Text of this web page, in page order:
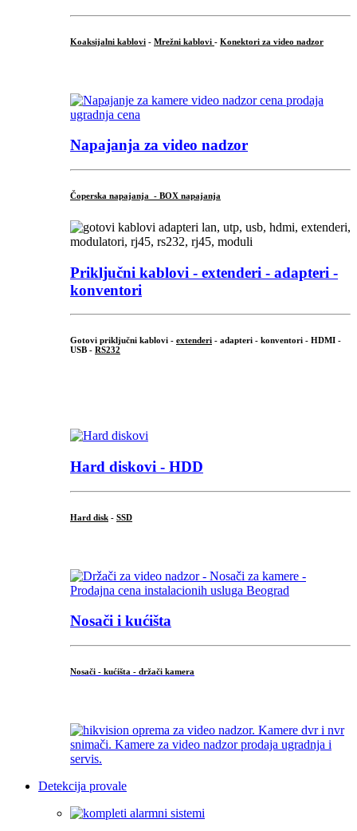
Koaksijalni kablovi - Mrežni kablovi - Konektori za video nadzor
Napajanja za video nadzor
Čoperska napajanja - BOX napajanja
Priključni kablovi - extenderi - adapteri -
konventori
Gotovi priključni kablovi - extenderi - adapteri - konventori - HDMI -
USB - RS232
Hard diskovi - HDD
Hard disk - SSD
Nosači i kućišta
Nosači - kućišta - držači kamera
Detekcija provale